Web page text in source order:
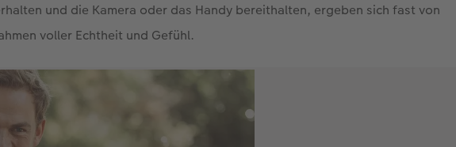
und die Kamera oder das Handy bereithalten, ergeben sich fast von
voller Echtheit und Gefühl.